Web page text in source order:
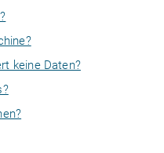
keine Daten?